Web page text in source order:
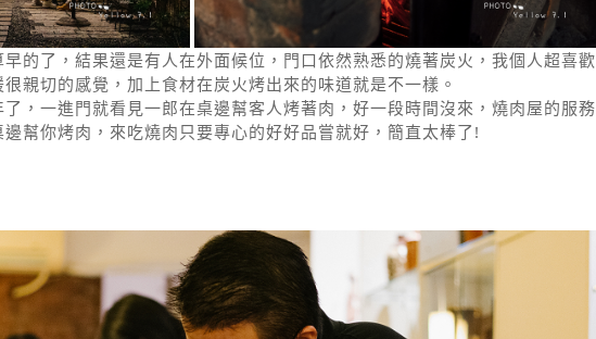
的了，結果還是有人在外面候位，門口依然熟悉的燒著炭火，我個人超喜歡
親切的感覺，加上食材在炭火烤出來的味道就是不一樣。
，一進門就看見一郎在桌邊幫客人烤著肉，好一段時間沒來，燒肉屋的服務
幫你烤肉，來吃燒肉只要專心的好好品嘗就好，簡直太棒了!